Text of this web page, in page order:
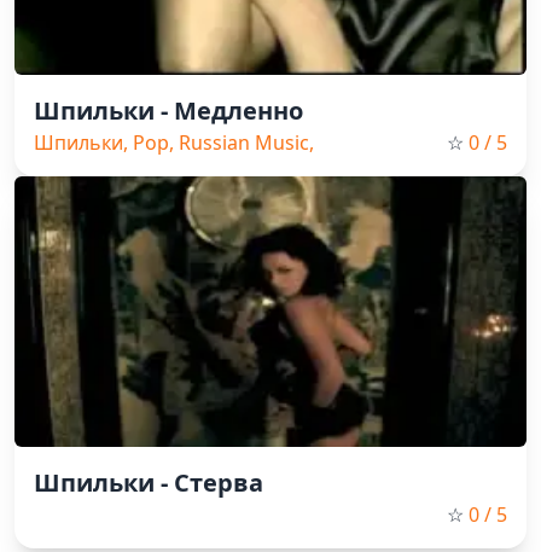
Шпильки - Медленно
Шпильки, Pop, Russian Music,
Retro
☆ 0/ 5
Шпильки - Стерва
☆ 0/ 5